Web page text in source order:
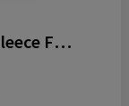
Cutter & Buck Hunts Point Fleece Full Zip Dames